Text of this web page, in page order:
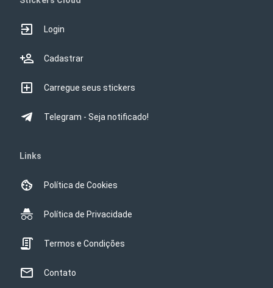
Login
Cadastrar
Carregue seus stickers
Telegram - Seja notificado!
Links
Política de Cookies
Política de Privacidade
Termos e Condições
Contato